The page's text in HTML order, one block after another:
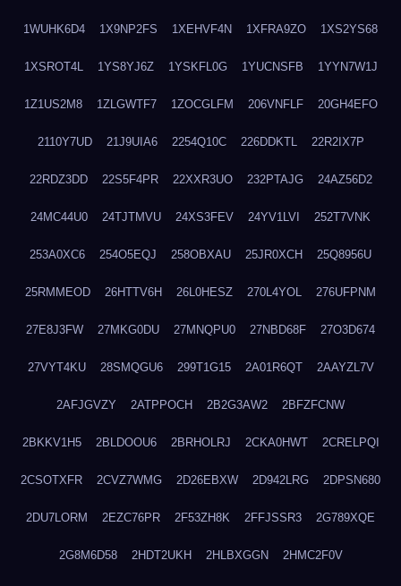
1WUHK6D4 1X9NP2FS 1XEHVF4N 1XFRA9ZO 1XS2YS68
1XSROT4L 1YS8YJ6Z 1YSKFL0G 1YUCNSFB 1YYN7W1J
1Z1US2M8 1ZLGWTF7 1ZOCGLFM 206VNFLF 20GH4EFO
2110Y7UD 21J9UIA6 2254Q10C 226DDKTL 22R2IX7P
22RDZ3DD 22S5F4PR 22XXR3UO 232PTAJG 24AZ56D2
24MC44U0 24TJTMVU 24XS3FEV 24YV1LVI 252T7VNK
253A0XC6 254O5EQJ 258OBXAU 25JR0XCH 25Q8956U
25RMMEOD 26HTTV6H 26L0HESZ 270L4YOL 276UFPNM
27E8J3FW 27MKG0DU 27MNQPU0 27NBD68F 27O3D674
27VYT4KU 28SMQGU6 299T1G15 2A01R6QT 2AAYZL7V
2AFJGVZY 2ATPPOCH 2B2G3AW2 2BFZFCNW
2BKKV1H5 2BLDOOU6 2BRHOLRJ 2CKA0HWT 2CRELPQI
2CSOTXFR 2CVZ7WMG 2D26EBXW 2D942LRG 2DPSN680
2DU7LORM 2EZC76PR 2F53ZH8K 2FFJSSR3 2G789XQE
2G8M6D58 2HDT2UKH 2HLBXGGN 2HMC2F0V